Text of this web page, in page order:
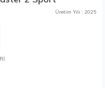
Üretim Yılı : 2025